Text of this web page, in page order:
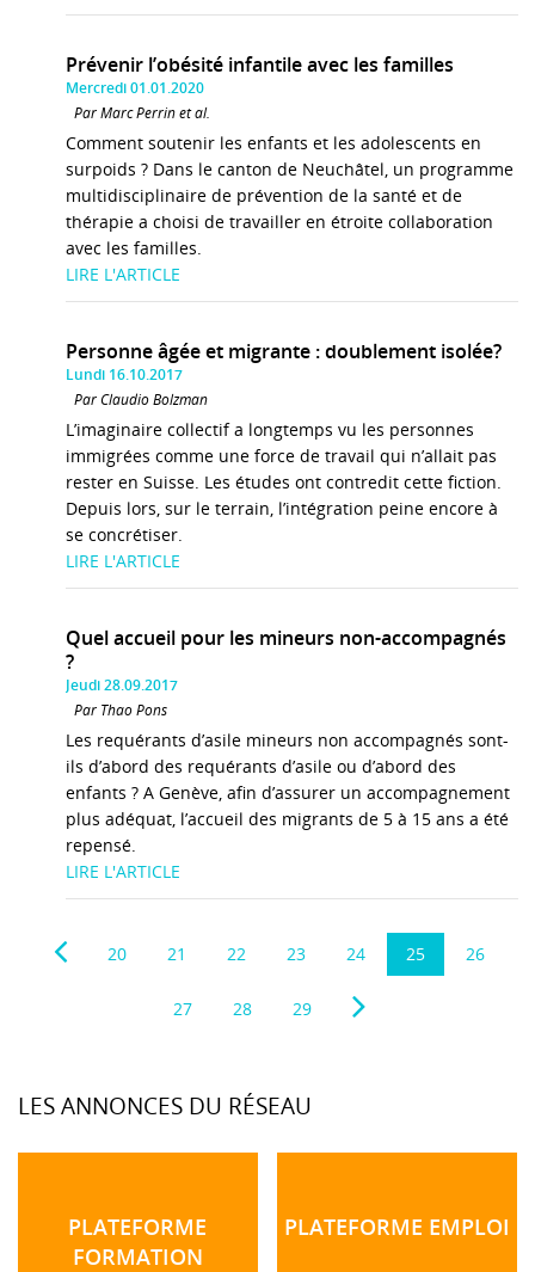
Prévenir l’obésité infantile avec les familles
Mercredi 01.01.2020
Par Marc Perrin et al.
Comment soutenir les enfants et les adolescents en
surpoids ? Dans le canton de Neuchâtel, un programme
multidisciplinaire de prévention de la santé et de
thérapie a choisi de travailler en étroite collaboration
avec les familles.
LIRE L'ARTICLE
Personne âgée et migrante : doublement isolée?
Lundi 16.10.2017
Par Claudio Bolzman
L’imaginaire collectif a longtemps vu les personnes
immigrées comme une force de travail qui n’allait pas
rester en Suisse. Les études ont contredit cette fiction.
Depuis lors, sur le terrain, l’intégration peine encore à
se concrétiser.
LIRE L'ARTICLE
Quel accueil pour les mineurs non-accompagnés
?
Jeudi 28.09.2017
Par Thao Pons
Les requérants d’asile mineurs non accompagnés sont-
ils d’abord des requérants d’asile ou d’abord des
enfants ? A Genève, afin d’assurer un accompagnement
plus adéquat, l’accueil des migrants de 5 à 15 ans a été
repensé.
LIRE L'ARTICLE
20 21 22 23 24 25 26
27 28 29
LES ANNONCES DU RÉSEAU
PLATEFORME
FORMATION
PLATEFORME EMPLOI